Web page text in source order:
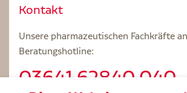
Kontakt
Unsere pharmazeutischen Fachkräfte
Beratungshotline:
03641.62840 040